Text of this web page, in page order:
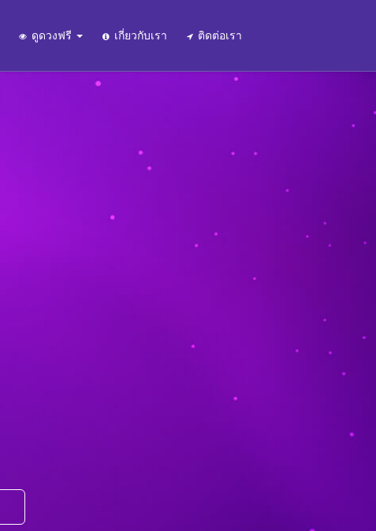
ดูดวงฟรี เกี่ยวกับเรา ติดต่อเรา